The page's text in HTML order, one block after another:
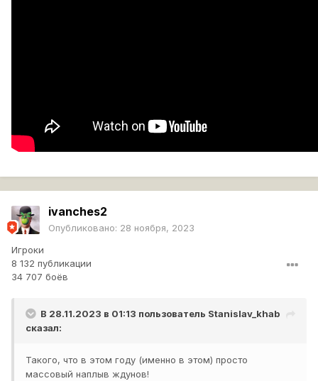
ivanches2
Опубликовано: 28 ноября, 2023
Игроки
8 132 публикации
34 707 боёв
В 28.11.2023 в 01:13 пользователь Stanislav_khab
сказал:
Такого, что в этом году (именно в этом) просто
массовый наплыв ждунов!